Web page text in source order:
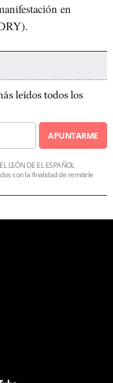
en
leídos todos los
APUNTARME
LEÓN DE EL ESPAÑOL
con la finalidad de remitirle